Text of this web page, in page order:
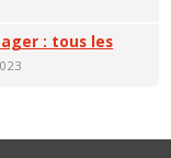
: tous les